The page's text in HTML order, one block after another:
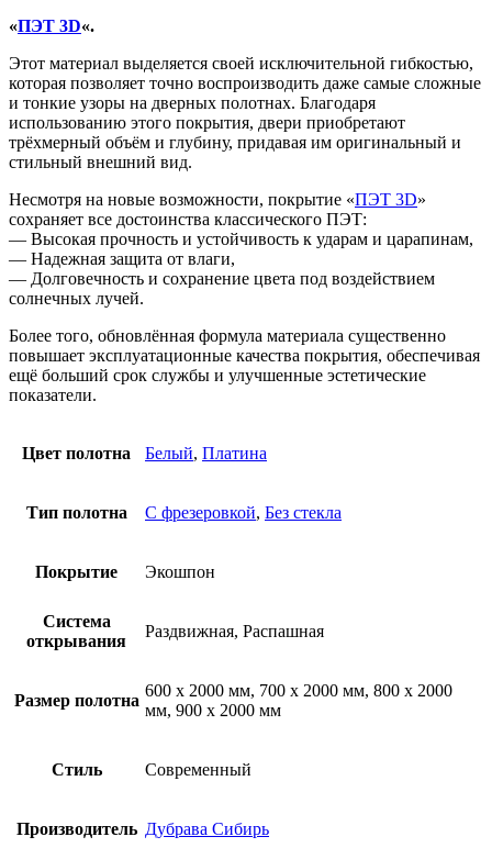
«ПЭТ 3D«.
Этот материал выделяется своей исключительной гибкостью,
которая позволяет точно воспроизводить даже самые сложные
и тонкие узоры на дверных полотнах. Благодаря
использованию этого покрытия, двери приобретают
трёхмерный объём и глубину, придавая им оригинальный и
стильный внешний вид.
Несмотря на новые возможности, покрытие «ПЭТ 3D»
сохраняет все достоинства классического ПЭТ:
— Высокая прочность и устойчивость к ударам и царапинам,
— Надежная защита от влаги,
— Долговечность и сохранение цвета под воздействием
солнечных лучей.
Более того, обновлённая формула материала существенно
повышает эксплуатационные качества покрытия, обеспечивая
ещё больший срок службы и улучшенные эстетические
показатели.
Цвет полотна Белый, Платина
Тип полотна С фрезеровкой, Без стекла
Покрытие Экошпон
Система
открывания
Раздвижная, Распашная
Размер полотна
600 х 2000 мм, 700 х 2000 мм, 800 х 2000
мм, 900 х 2000 мм
Стиль Современный
Производитель Дубрава Сибирь